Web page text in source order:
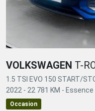
VOLKSWAGEN T-
1.5 TSI EVO 150 START/
2022 - 22 781 KM - Essence
Occasion